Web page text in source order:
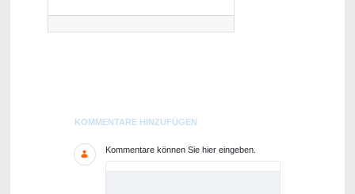
Blogs
KOMMENTARE HINZUFÜGEN
Kommentare können Sie hier eingeben.